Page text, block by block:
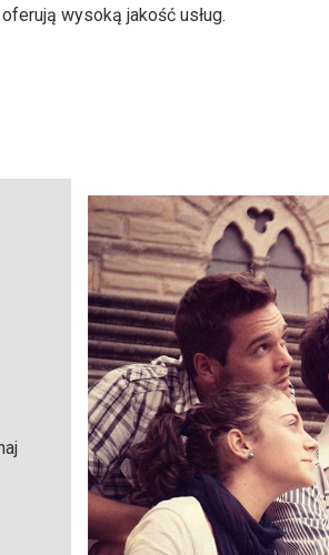
oferują wysoką jakość usług.